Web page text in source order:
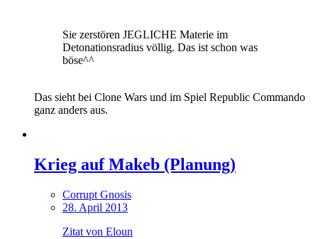
Sie zerstören JEGLICHE Materie im
Detonationsradius völlig. Das ist schon was
böse^^
Das sieht bei Clone Wars und im Spiel Republic Commando
ganz anders aus.
Krieg auf Makeb (Planung)
Corrupt Gnosis
28. April 2013
Zitat von Eloun